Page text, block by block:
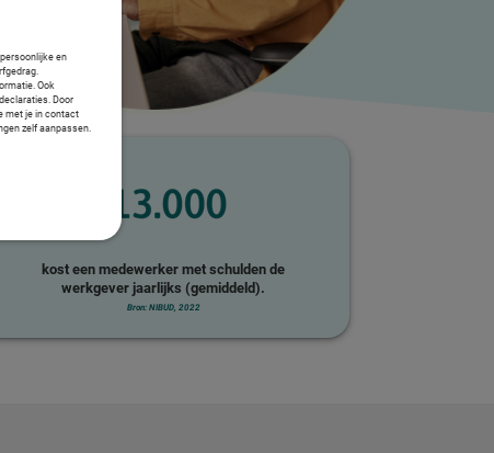
kost een medewerker met schulden de
werkgever jaarlijks (gemiddeld).
Bron: NIBUD, 2022
en
Ook
Door
met je in contact
zelf aanpassen.